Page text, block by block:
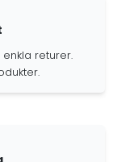
returer.